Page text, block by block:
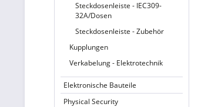
Steckdosenleiste - IEC309-
32A/Dosen
Steckdosenleiste - Zubehör
Kupplungen
Verkabelung - Elektrotechnik
Elektronische Bauteile
Physical Security